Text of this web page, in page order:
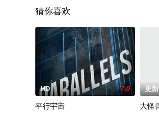
猜你喜欢
HD 7.0
平行宇宙
更
大怪